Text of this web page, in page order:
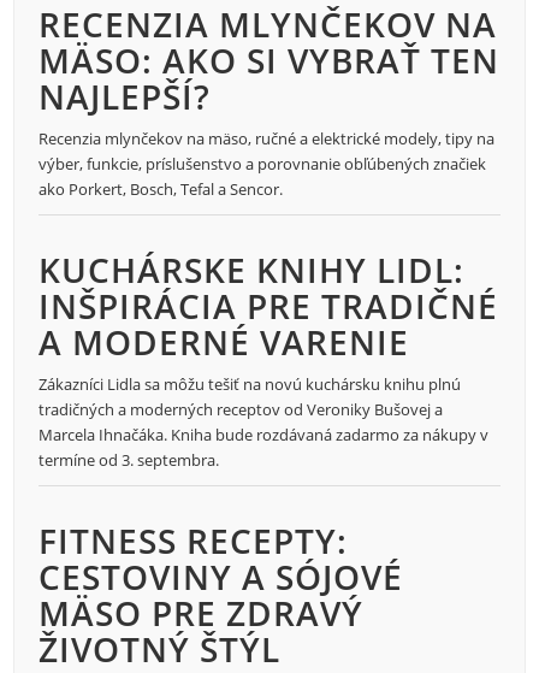
RECENZIA MLYNČEKOV NA
MÄSO: AKO SI VYBRAŤ TEN
NAJLEPŠÍ?
Recenzia mlynčekov na mäso, ručné a elektrické modely, tipy na
výber, funkcie, príslušenstvo a porovnanie obľúbených značiek
ako Porkert, Bosch, Tefal a Sencor.
KUCHÁRSKE KNIHY LIDL:
INŠPIRÁCIA PRE TRADIČNÉ
A MODERNÉ VARENIE
Zákazníci Lidla sa môžu tešiť na novú kuchársku knihu plnú
tradičných a moderných receptov od Veroniky Bušovej a
Marcela Ihnačáka. Kniha bude rozdávaná zadarmo za nákupy v
termíne od 3. septembra.
FITNESS RECEPTY:
CESTOVINY A SÓJOVÉ
MÄSO PRE ZDRAVÝ
ŽIVOTNÝ ŠTÝL